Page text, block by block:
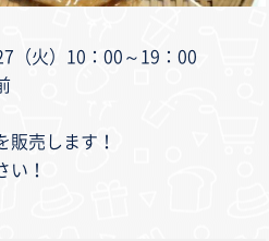
火）10：00～19：00
販売します！
い！